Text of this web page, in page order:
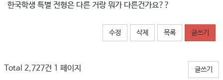
한국학생 특별 전형은 다른 거랑 뭐가 다른건가요??
수정 삭제 목록 글쓰기
Total 2,727건 1 페이지 글쓰기